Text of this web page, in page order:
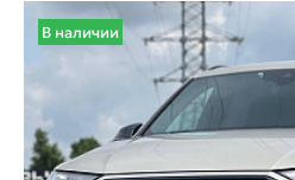
В наличии